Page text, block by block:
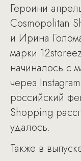
Героини
Cosmopolitan
и Ирина
марки
начиналось с
через
российский
Shopping
удалось.
Также в